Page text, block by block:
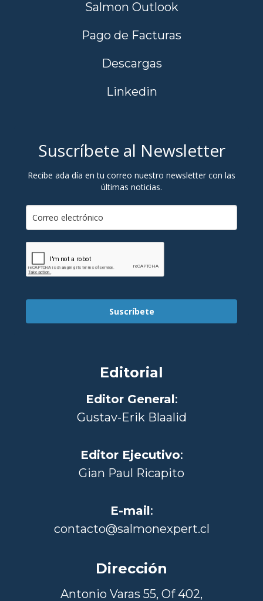
Salmon Outlook
Pago de Facturas
Descargas
Linkedin
Suscríbete al Newsletter
Recibe ada día en tu correo nuestro newsletter con las
últimas noticias.
Suscríbete
Editorial
Editor General:
Gustav-Erik Blaalid
Editor Ejecutivo:
Gian Paul Ricapito
E-mail:
contacto@salmonexpert.cl
Dirección
Antonio Varas 55, Of 402,